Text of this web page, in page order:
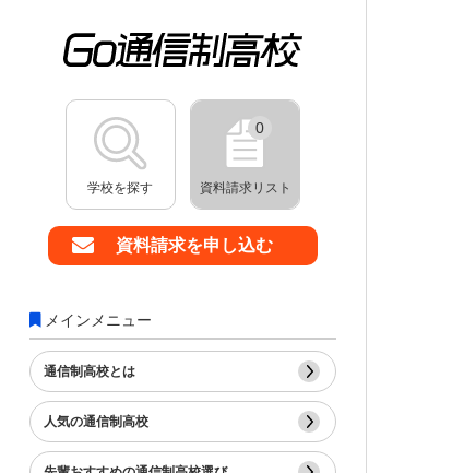
学校を探す
0
資料請求リスト
資料請求を申し込む
メインメニュー
通信制高校とは
人気の通信制高校